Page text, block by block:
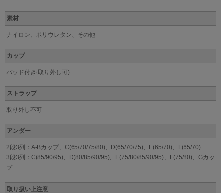
素材
ナイロン、ポリウレタン、その他
カップ
パッド付き(取り外し可)
ストラップ
取り外し不可
アンダー
2段3列：A-Bカップ、C(65/70/75/80)、D(65/70/75)、E(65/70)、F(65/70)
3段3列：C(85/90/95)、D(80/85/90/95)、E(75/80/85/90/95)、F(75/80)、Gカッ
プ
取り扱い上注意